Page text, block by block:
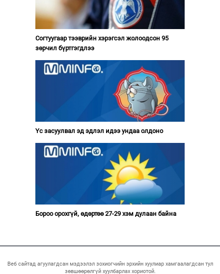
Согтуугаар тээврийн хэрэгсэл жолоодсон 95
зөрчил бүртгэгдлээ
Үс засуулвал эд эдлэл идээ ундаа олдоно
Бороо орохгүй, өдөртөө 27-29 хэм дулаан байна
Веб сайтад агуулагдсан мэдээлэл зохиогчийн эрхийн хуулиар хамгаалагдсан тул
зөвшөөрөлгүй хуулбарлах хориотой.